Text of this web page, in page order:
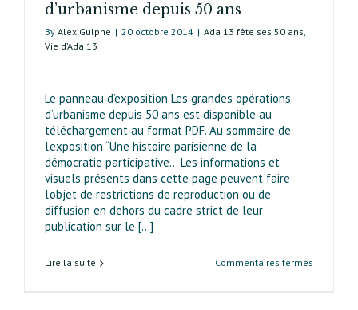
d’urbanisme depuis 50 ans
By Alex Gulphe | 20 octobre 2014 | Ada 13 fête ses 50 ans,
Vie d’Ada 13
Le panneau d’exposition Les grandes opérations
d’urbanisme depuis 50 ans est disponible au
téléchargement au format PDF. Au sommaire de
l’exposition “Une histoire parisienne de la
démocratie participative… Les informations et
visuels présents dans cette page peuvent faire
l’objet de restrictions de reproduction ou de
diffusion en dehors du cadre strict de leur
publication sur le [...]
Lire la suite Commentaires fermés